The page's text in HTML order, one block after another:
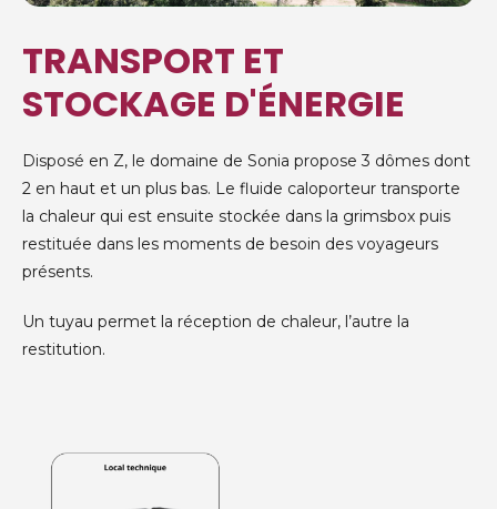
TRANSPORT ET
STOCKAGE D'ÉNERGIE
Disposé en Z, le domaine de Sonia propose 3 dômes dont
2 en haut et un plus bas. Le fluide caloporteur transporte
la chaleur qui est ensuite stockée dans la grimsbox puis
restituée dans les moments de besoin des voyageurs
présents.
Un tuyau permet la réception de chaleur, l’autre la
restitution.